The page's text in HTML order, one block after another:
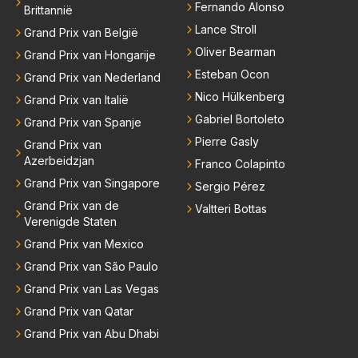
Brittannië
Grand Prix van België
Grand Prix van Hongarije
Grand Prix van Nederland
Grand Prix van Italië
Grand Prix van Spanje
Grand Prix van
Azerbeidzjan
Grand Prix van Singapore
Grand Prix van de
Verenigde Staten
Grand Prix van Mexico
Grand Prix van São Paulo
Grand Prix van Las Vegas
Grand Prix van Qatar
Grand Prix van Abu Dhabi
Fernando Alonso
Lance Stroll
Oliver Bearman
Esteban Ocon
Nico Hülkenberg
Gabriel Bortoleto
Pierre Gasly
Franco Colapinto
Sergio Pérez
Valtteri Bottas